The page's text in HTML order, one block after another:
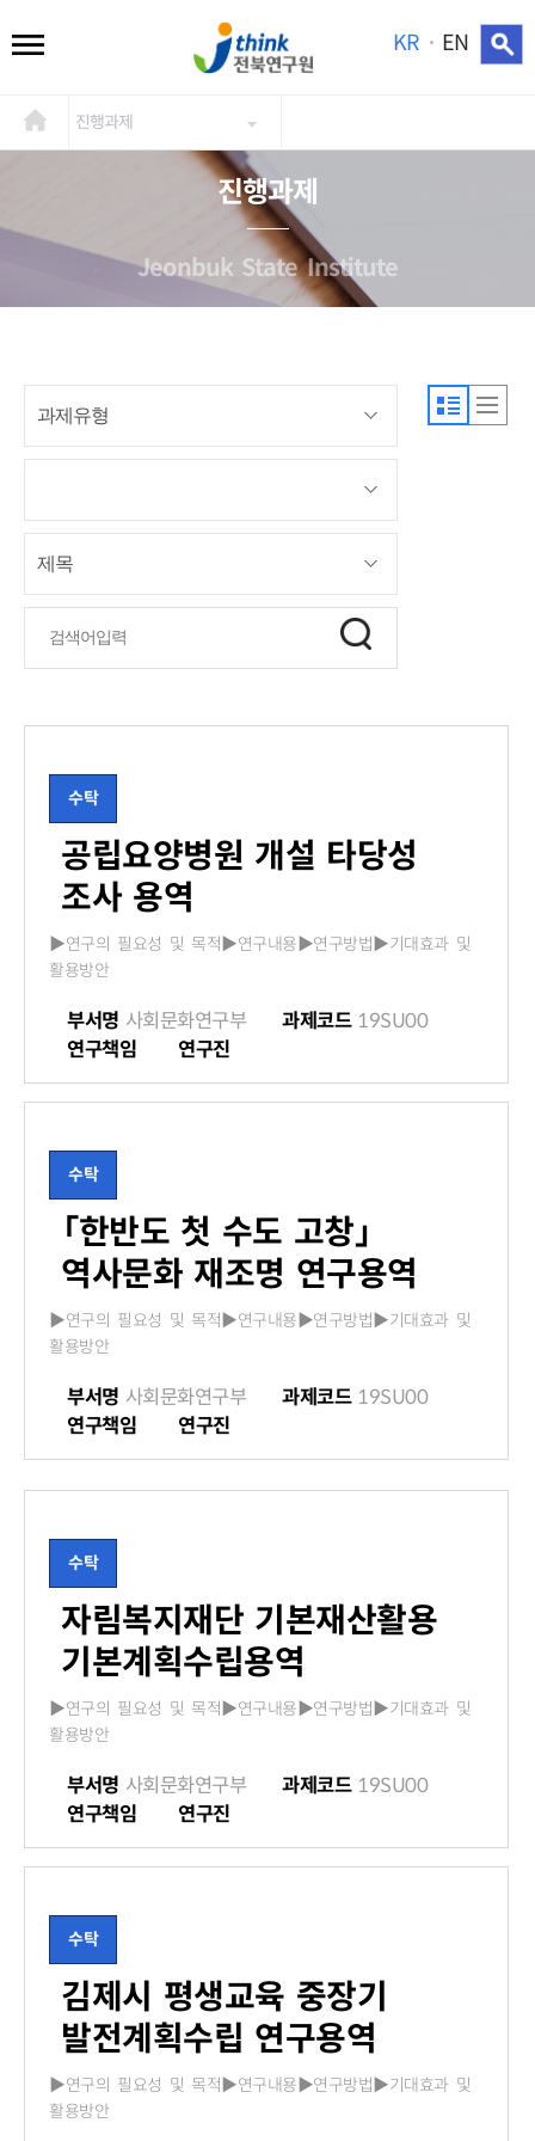
KR EN
진행과제
진행과제
Jeonbuk State Institute
수탁
공립요양병원 개설 타당성
조사 용역
▶연구의 필요성 및 목적▶연구내용▶연구방법▶기대효과 및
활용방안
부서명 사회문화연구부 과제코드 19SU00
연구책임
연구진
수탁
「한반도 첫 수도 고창」
역사문화 재조명 연구용역
▶연구의 필요성 및 목적▶연구내용▶연구방법▶기대효과 및
활용방안
부서명 사회문화연구부 과제코드 19SU00
연구책임
연구진
수탁
자림복지재단 기본재산활용
기본계획수립용역
▶연구의 필요성 및 목적▶연구내용▶연구방법▶기대효과 및
활용방안
부서명 사회문화연구부 과제코드 19SU00
연구책임
연구진
수탁
김제시 평생교육 중장기
발전계획수립 연구용역
▶연구의 필요성 및 목적▶연구내용▶연구방법▶기대효과 및
활용방안